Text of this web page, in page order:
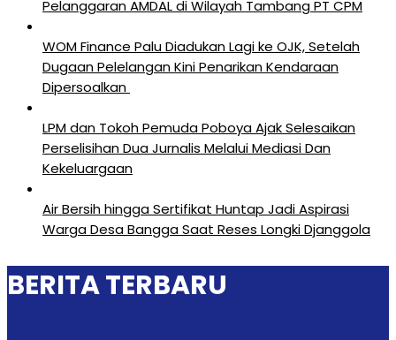
Pelanggaran AMDAL di Wilayah Tambang PT CPM
‎WOM Finance Palu Diadukan Lagi ke OJK, Setelah
Dugaan Pelelangan Kini Penarikan Kendaraan
Dipersoalkan ‎
LPM dan Tokoh Pemuda Poboya Ajak Selesaikan
Perselisihan Dua Jurnalis Melalui Mediasi Dan
Kekeluargaan
Air Bersih hingga Sertifikat Huntap Jadi Aspirasi
Warga Desa Bangga Saat Reses Longki Djanggola
BERITA TERBARU